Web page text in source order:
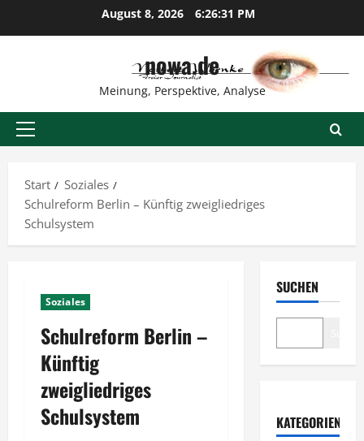
August 8, 2026 6:26:32 PM
nowa.de
Meinung, Perspektive, Analyse
Primäres
Start
Soziales
Schulreform Berlin – Künftig zweigliedriges
Schulsystem
Soziales
Schulreform Berlin –
Künftig
zweigliedriges
Schulsystem
SUCHEN
KATEGORIEN